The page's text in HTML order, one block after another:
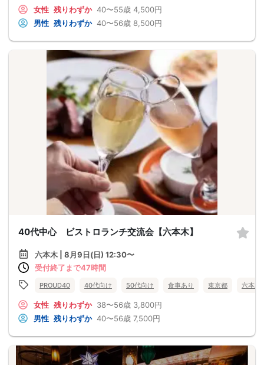
女性 残りわずか 40〜55歳 4,500円
男性 残りわずか 40〜56歳 8,500円
40代中心 ビストロランチ交流会【六本木】
六本木 | 8月9日(日) 12:30〜
受付終了まで47時間
PROUD40 40代向け 50代向け 食事あり 東京都 六本木
女性 残りわずか 38〜56歳 3,800円
男性 残りわずか 40〜56歳 7,500円